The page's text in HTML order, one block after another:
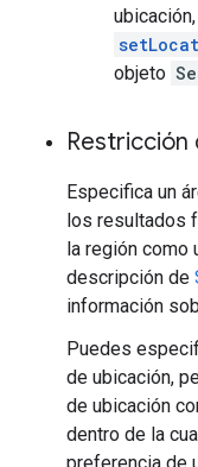
objeto
Restricción
Especifica un
los resultados
la región como
descripción de
información
Puedes
de ubicación,
de ubicación
dentro de la